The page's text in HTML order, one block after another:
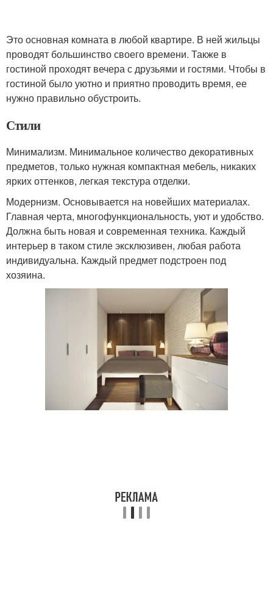
Это основная комната в любой квартире. В ней жильцы
проводят большинство своего времени. Также в
гостиной проходят вечера с друзьями и гостями. Чтобы в
гостиной было уютно и приятно проводить время, ее
нужно правильно обустроить.
Стили
Минимализм. Минимальное количество декоративных
предметов, только нужная компактная мебель, никаких
ярких оттенков, легкая текстура отделки.
Модернизм. Основывается на новейших материалах.
Главная черта, многофункциональность, уют и удобство.
Должна быть новая и современная техника. Каждый
интерьер в таком стиле эксклюзивен, любая работа
индивидуальна. Каждый предмет подстроен под
хозяина.